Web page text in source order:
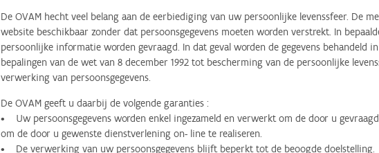
De OVAM hecht veel belang aan de eerbiediging van uw persoonlijke levenssfeer. De
website beschikbaar zonder dat persoonsgegevens moeten worden verstrekt. In
persoonlijke informatie worden gevraagd. In dat geval worden de gegevens behandeld
bepalingen van de wet van 8 december 1992 tot bescherming van de persoonlijke
verwerking van persoonsgegevens.
De OVAM geeft u daarbij de volgende garanties :
• Uw persoonsgegevens worden enkel ingezameld en verwerkt om de door u
om de door u gewenste dienstverlening on- line te realiseren.
• De verwerking van uw persoonsgegevens blijft beperkt tot de beoogde doelstelling.